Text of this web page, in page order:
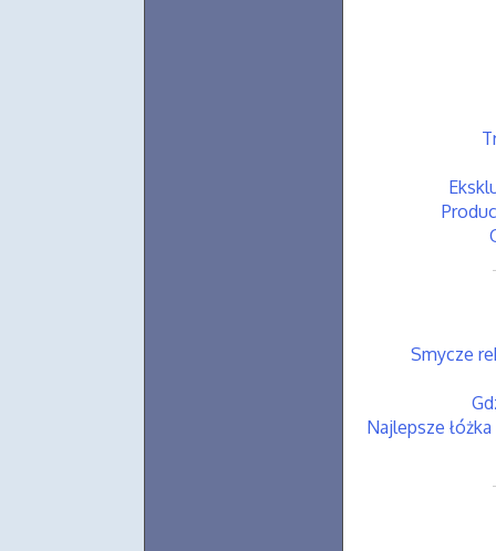
Smycze
Najlepsze